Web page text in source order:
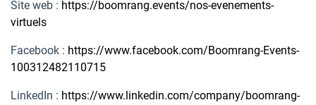
Site web : https://boomrang.events/nos-evenements-
virtuels
Facebook : https://www.facebook.com/Boomrang-Events-
100312482110715
LinkedIn : https://www.linkedin.com/company/boomrang-